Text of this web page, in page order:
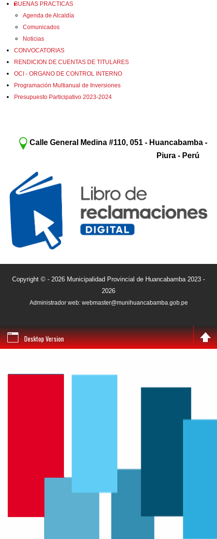
BUENAS PRACTICAS
Agenda de Alcaldía
Comunicados
Noticias
CONVOCATORIAS
RENDICION DE CUENTAS DE TITULARES
OCI - ORGANO DE CONTROL INTERNO
Programación Multianual de Inversiones
Presupuesto Participativo 2023-2024
Calle General Medina #110, 051 - Huancabamba -
Piura - Perú
Copyright © - 2026 Municipalidad Provincial de Huancabamba 2023 -
2026
Administrador web: webmaster@munihuancabamba.gob.pe
Desktop Version